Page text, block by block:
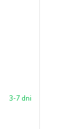
3-7 dni